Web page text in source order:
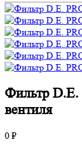
Фильтр D.E.
вентиля
0 ₽